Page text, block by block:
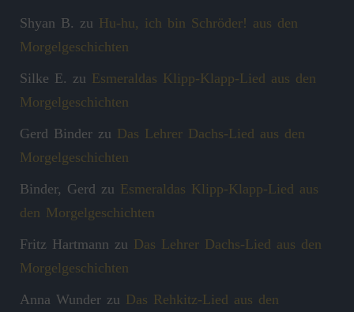
Shyan B. zu Hu-hu, ich bin Schröder! aus den
Morgelgeschichten
Silke E. zu Esmeraldas Klipp‑Klapp‑Lied aus den
Morgelgeschichten
Gerd Binder zu Das Lehrer Dachs-Lied aus den
Morgelgeschichten
Binder, Gerd zu Esmeraldas Klipp‑Klapp‑Lied aus
den Morgelgeschichten
Fritz Hartmann zu Das Lehrer Dachs-Lied aus den
Morgelgeschichten
Anna Wunder zu Das Rehkitz-Lied aus den